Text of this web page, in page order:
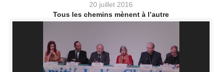
20 juillet 2016
Tous les chemins mènent à l’autre